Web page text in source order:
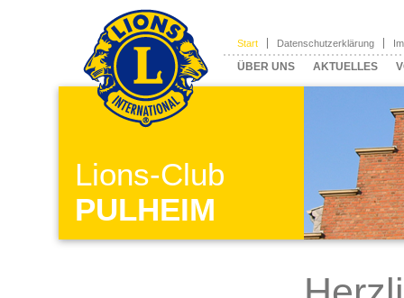
Start Datenschutzerklärung
ÜBER UNS AKTUELLES
Lions-Club
PULHEIM